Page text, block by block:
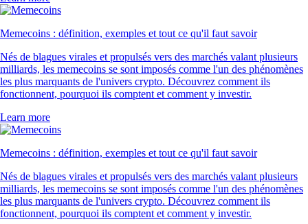
Memecoins : définition, exemples et tout ce qu'il faut savoir
Nés de blagues virales et propulsés vers des marchés valant plusieurs
milliards, les memecoins se sont imposés comme l'un des phénomènes
les plus marquants de l'univers crypto. Découvrez comment ils
fonctionnent, pourquoi ils comptent et comment y investir.
Learn more
Memecoins : définition, exemples et tout ce qu'il faut savoir
Nés de blagues virales et propulsés vers des marchés valant plusieurs
milliards, les memecoins se sont imposés comme l'un des phénomènes
les plus marquants de l'univers crypto. Découvrez comment ils
fonctionnent, pourquoi ils comptent et comment y investir.